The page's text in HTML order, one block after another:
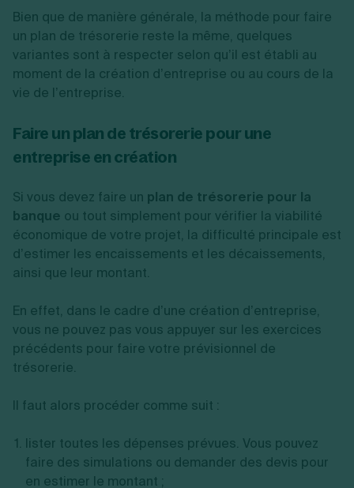
Bien que de manière générale, la méthode pour faire
un plan de trésorerie reste la même, quelques
variantes sont à respecter selon qu’il est établi au
moment de la création d’entreprise ou au cours de la
vie de l’entreprise.
Faire un plan de trésorerie pour une
entreprise en création
Si vous devez faire un plan de trésorerie pour la
banque ou tout simplement pour vérifier la viabilité
économique de votre projet, la difficulté principale est
d’estimer les encaissements et les décaissements,
ainsi que leur montant.
En effet, dans le cadre d’une création d’entreprise,
vous ne pouvez pas vous appuyer sur les exercices
précédents pour faire votre prévisionnel de
trésorerie.
Il faut alors procéder comme suit :
lister toutes les dépenses prévues. Vous pouvez
faire des simulations ou demander des devis pour
en estimer le montant ;